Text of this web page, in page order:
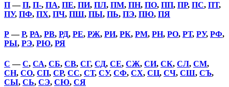
П—П, П-, ПА, ПЕ, ПИ, ПЛ, ПМ, ПН, ПО, ПП, ПР, ПС, ПТ,
ПУ, ПФ, ПХ, ПЧ, ПШ, ПЫ, ПЬ, ПЭ, ПЮ, ПЯ
Р—Р, РА, РВ, РД, РЕ, РЖ, РИ, РК, РМ, РН, РО, РТ, РУ, РФ,
РЫ, РЭ, РЮ, РЯ
С —С, СА, СБ, СВ, СГ, СД, СЕ, СЖ, СИ, СК, СЛ, СМ,
СН, СО, СП, СР, СС, СТ, СУ, СФ, СХ, СЦ, СЧ, СШ, СЪ,
СЫ, СЬ, СЭ, СЮ, СЯ